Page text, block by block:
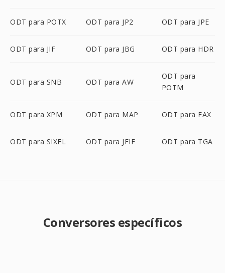
ODT para POTX ODT para JP2 ODT para JPE
ODT para JIF ODT para JBG ODT para HDR
ODT para SNB ODT para AW
ODT para
POTM
ODT para XPM ODT para MAP ODT para FAX
ODT para SIXEL ODT para JFIF ODT para TGA
Conversores específicos